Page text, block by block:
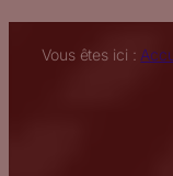
Vous êtes ici :